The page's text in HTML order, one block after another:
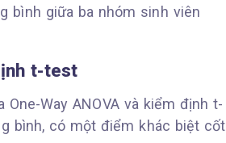
bình giữa ba nhóm sinh viên
t-test
Way ANOVA và kiểm định t-
bình, có một điểm khác biệt cốt